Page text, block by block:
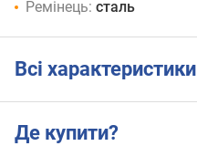
Ремінець: сталь
Всі характеристики
Де купити?